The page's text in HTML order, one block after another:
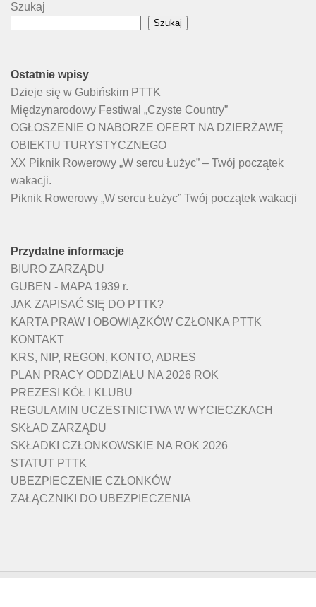
Szukaj
Szukaj
Ostatnie wpisy
Dzieje się w Gubińskim PTTK
Międzynarodowy Festiwal „Czyste Country”
OGŁOSZENIE O NABORZE OFERT NA DZIERŻAWĘ
OBIEKTU TURYSTYCZNEGO
XX Piknik Rowerowy „W sercu Łużyc” – Twój początek
wakacji.
Piknik Rowerowy „W sercu Łużyc” Twój początek wakacji
Przydatne informacje
BIURO ZARZĄDU
GUBEN - MAPA 1939 r.
JAK ZAPISAĆ SIĘ DO PTTK?
KARTA PRAW I OBOWIĄZKÓW CZŁONKA PTTK
KONTAKT
KRS, NIP, REGON, KONTO, ADRES
PLAN PRACY ODDZIAŁU NA 2026 ROK
PREZESI KÓŁ I KLUBU
REGULAMIN UCZESTNICTWA W WYCIECZKACH
SKŁAD ZARZĄDU
SKŁADKI CZŁONKOWSKIE NA ROK 2026
STATUT PTTK
UBEZPIECZENIE CZŁONKÓW
ZAŁĄCZNIKI DO UBEZPIECZENIA